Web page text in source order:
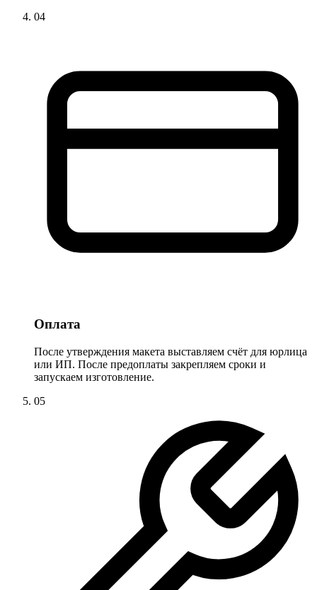
04
Оплата
После утверждения макета выставляем счёт для юрлица
или ИП. После предоплаты закрепляем сроки и
запускаем изготовление.
05